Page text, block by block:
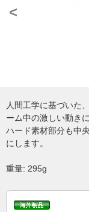
<
人間工学に基づいた
ーム中の激しい動き
ハード素材部分も中
にします。
重量: 295g